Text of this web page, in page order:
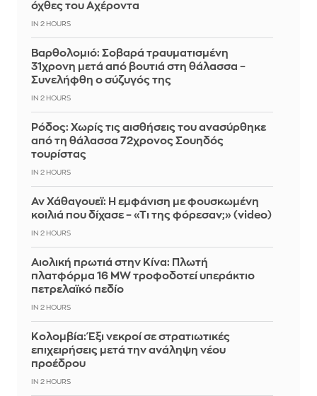
όχθες του Αχέροντα
IN 2 HOURS
Βαρθολομιό: Σοβαρά τραυματισμένη
31χρονη μετά από βουτιά στη θάλασσα –
Συνελήφθη ο σύζυγός της
IN 2 HOURS
Ρόδος: Χωρίς τις αισθήσεις του ανασύρθηκε
από τη θάλασσα 72χρονος Σουηδός
τουρίστας
IN 2 HOURS
Αν Χάθαγουεϊ: Η εμφάνιση με φουσκωμένη
κοιλιά που δίχασε – «Τι της φόρεσαν;» (video)
IN 2 HOURS
Αιολική πρωτιά στην Κίνα: Πλωτή
πλατφόρμα 16 MW τροφοδοτεί υπεράκτιο
πετρελαϊκό πεδίο
IN 2 HOURS
Κολομβία: Έξι νεκροί σε στρατιωτικές
επιχειρήσεις μετά την ανάληψη νέου
προέδρου
IN 2 HOURS